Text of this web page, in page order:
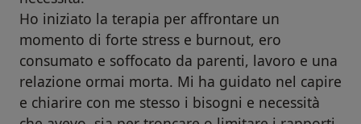
Ho iniziato la terapia per affrontare un
momento di forte stress e burnout, ero
consumato e soffocato da parenti, lavoro e una
relazione ormai morta. Mi ha guidato nel capire
e chiarire con me stesso i bisogni e necessità